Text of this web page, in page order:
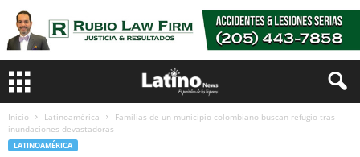
Inicio Latinoamérica
Familias de un municipio colombiano buscan refugio tras
inundaciones devastadoras
LATINOAMÉRICA